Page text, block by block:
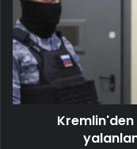
Kremlin'den